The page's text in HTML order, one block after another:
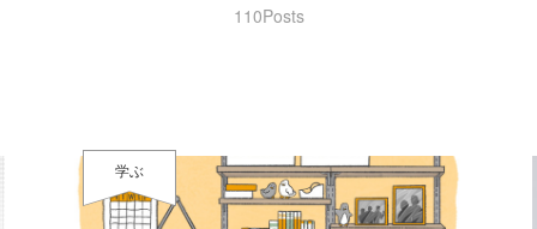
110Posts
学ぶ